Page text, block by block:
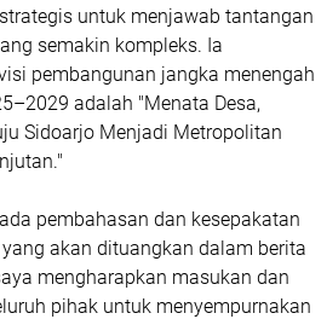
untuk menjawab tantangan
semakin kompleks. Ia
pembangunan jangka menengah
adalah "Menata Desa,
Sidoarjo Menjadi Metropolitan
pembahasan dan kesepakatan
akan dituangkan dalam berita
mengharapkan masukan dan
pihak untuk menyempurnakan